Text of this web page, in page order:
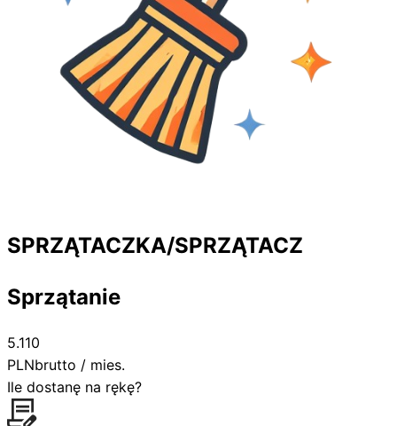
SPRZĄTACZKA/SPRZĄTACZ
Sprzątanie
5.110
PLNbrutto / mies.
Ile dostanę na rękę?